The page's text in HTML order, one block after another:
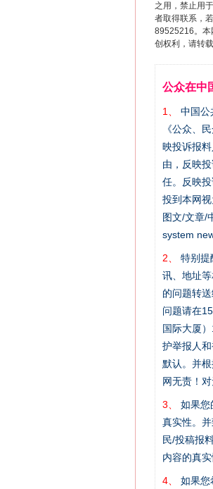
之用，禁止用
者取得联系，
89525216。本
创权利，请转
公众在中
1、
中国公
《公众、
映投诉报
由，反映
任。反映
投到本网
图文/文章/
system
2、
特别提
讯、地址
的问题转
问题请在
国际大厦
护举报人
默认。并
网无责！
3、
如果您
真实性。
民/投稿报
内容的真
4、
如果您